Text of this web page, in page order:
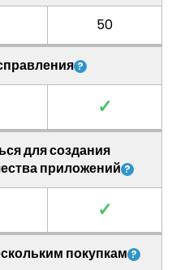
50
✓
для создания
приложений
✓
покупкам